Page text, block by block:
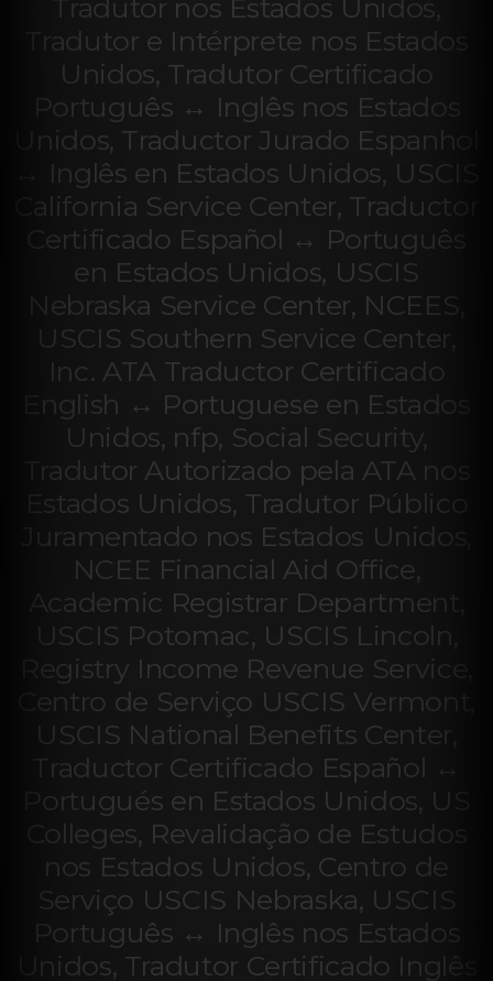
Tradutor nos Estados Unidos,
Tradutor e Intérprete nos Estados
Unidos, Tradutor Certificado
Português ↔ Inglês nos Estados
Unidos, Traductor Jurado Espanhol
↔ Inglês en Estados Unidos, USCIS
California Service Center, Traductor
Certificado Español ↔ Português
en Estados Unidos, USCIS
Nebraska Service Center, NCEES,
USCIS Southern Service Center,
Inc. ATA Traductor Certificado
English ↔ Portuguese en Estados
Unidos, nfp, Social Security,
Tradutor Autorizado pela ATA nos
Estados Unidos, Tradutor Público
Juramentado nos Estados Unidos,
NCEE Financial Aid Office,
Academic Registrar Department,
USCIS Potomac, USCIS Lincoln,
Registry Income Revenue Service,
Centro de Serviço USCIS Vermont,
USCIS National Benefits Center,
Traductor Certificado Español ↔
Portugués en Estados Unidos, US
Colleges, Revalidação de Estudos
nos Estados Unidos, Centro de
Serviço USCIS Nebraska, USCIS
Português ↔ Inglês nos Estados
Unidos, Tradutor Certificado Inglês